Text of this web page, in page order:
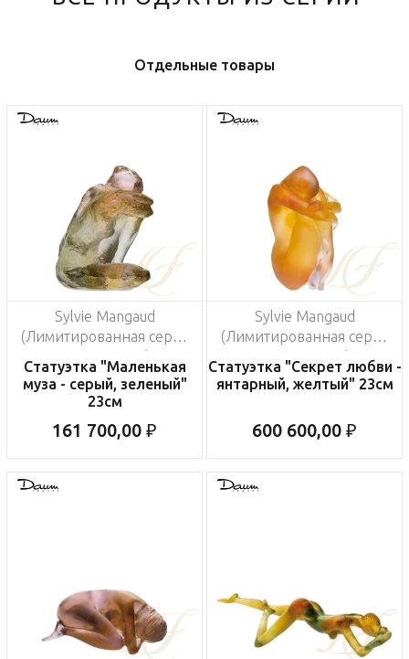
Отдельные товары
Sylvie Mangaud
(Лимитированная серия
на 500 пред.)
Статуэтка "Маленькая
муза - серый, зеленый"
23см
161 700,00 ₽
Sylvie Mangaud
(Лимитированная серия
на 500 пред.)
Статуэтка "Секрет любви -
янтарный, желтый" 23см
600 600,00 ₽